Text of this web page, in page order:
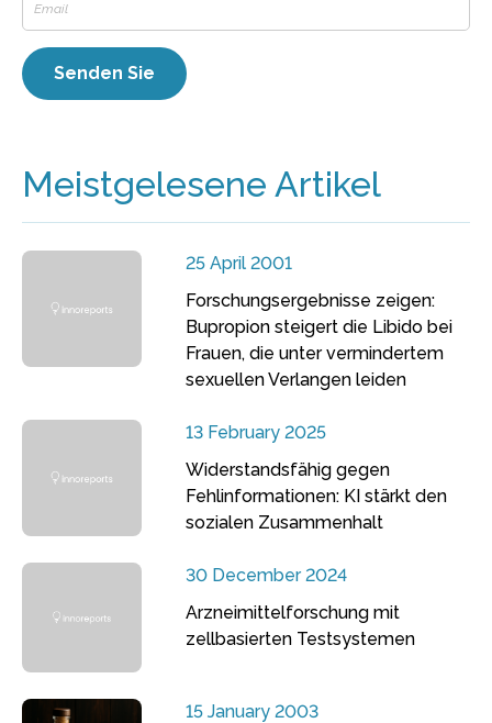
Meistgelesene Artikel
25 April 2001
Forschungsergebnisse zeigen:
Bupropion steigert die Libido bei
Frauen, die unter vermindertem
sexuellen Verlangen leiden
13 February 2025
Widerstandsfähig gegen
Fehlinformationen: KI stärkt den
sozialen Zusammenhalt
30 December 2024
Arzneimittelforschung mit
zellbasierten Testsystemen
15 January 2003